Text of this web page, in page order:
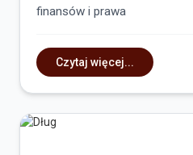
finansów i prawa
Czytaj więcej...